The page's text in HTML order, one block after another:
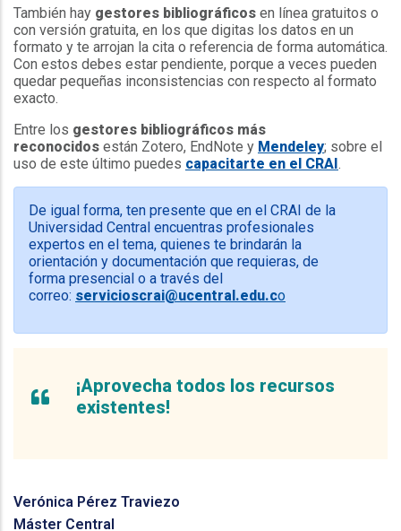
También hay gestores bibliográficos en línea gratuitos o
con versión gratuita, en los que digitas los datos en un
formato y te arrojan la cita o referencia de forma automática.
Con estos debes estar pendiente, porque a veces pueden
quedar pequeñas inconsistencias con respecto al formato
exacto.
Entre los gestores bibliográficos más
reconocidos están Zotero, EndNote y Mendeley; sobre el
uso de este último puedes capacitarte en el CRAI.
De igual forma, ten presente que en el CRAI de la
Universidad Central encuentras profesionales
expertos en el tema, quienes te brindarán la
orientación y documentación que requieras, de
forma presencial o a través del
correo: servicioscrai@ucentral.edu.co
¡Aprovecha todos los recursos
existentes!
Verónica Pérez Traviezo
Máster Central